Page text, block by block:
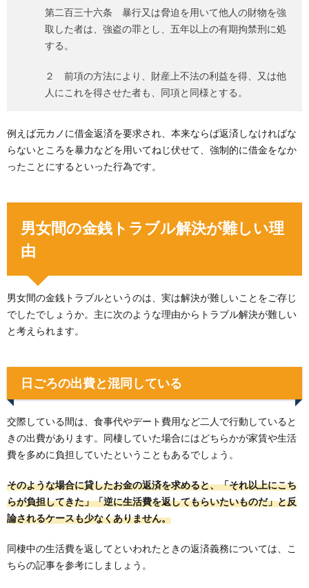
第二百三十六条 暴行又は脅迫を用いて他人の財物を強
取した者は、強盗の罪とし、五年以上の有期拘禁刑に処
する。
２ 前項の方法により、財産上不法の利益を得、又は他
人にこれを得させた者も、同項と同様とする。
例えば元カノに借金返済を要求され、本来ならば返済しなければな
らないところを暴力などを用いてねじ伏せて、強制的に借金をなか
ったことにするといった行為です。
男女間の金銭トラブル解決が難しい理
由
男女間の金銭トラブルというのは、実は解決が難しいことをご存じ
でしたでしょうか。主に次のような理由からトラブル解決が難しい
と考えられます。
日ごろの出費と混同している
交際している間は、食事代やデート費用など二人で行動していると
きの出費があります。同棲していた場合にはどちらかが家賃や生活
費を多めに負担していたということもあるでしょう。
そのような場合に貸したお金の返済を求めると、「それ以上にこち
らが負担してきた」「逆に生活費を返してもらいたいものだ」と反
論されるケースも少なくありません。
同棲中の生活費を返してといわれたときの返済義務については、こ
ちらの記事を参考にしましょう。